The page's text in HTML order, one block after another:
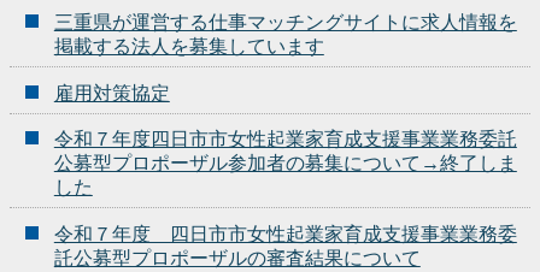
三重県が運営する仕事マッチングサイトに求人情報を
掲載する法人を募集しています
雇用対策協定
令和７年度四日市市女性起業家育成支援事業業務委託
公募型プロポーザル参加者の募集について→終了しま
した
令和７年度 四日市市女性起業家育成支援事業業務委
託公募型プロポーザルの審査結果について